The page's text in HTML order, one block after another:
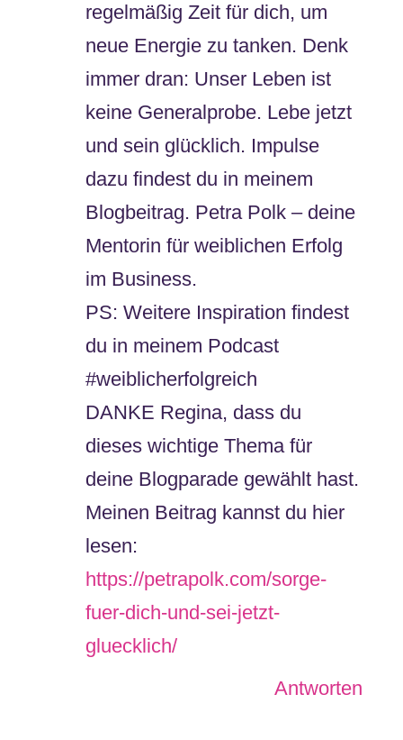
regelmäßig Zeit für dich, um
neue Energie zu tanken. Denk
immer dran: Unser Leben ist
keine Generalprobe. Lebe jetzt
und sein glücklich. Impulse
dazu findest du in meinem
Blogbeitrag. Petra Polk – deine
Mentorin für weiblichen Erfolg
im Business.
PS: Weitere Inspiration findest
du in meinem Podcast
#weiblicherfolgreich
DANKE Regina, dass du
dieses wichtige Thema für
deine Blogparade gewählt hast.
Meinen Beitrag kannst du hier
lesen:
https://petrapolk.com/sorge-
fuer-dich-und-sei-jetzt-
gluecklich/
Antworten